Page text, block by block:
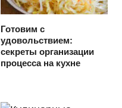
Готовим с
удовольствием:
секреты организации
процесса на кухне